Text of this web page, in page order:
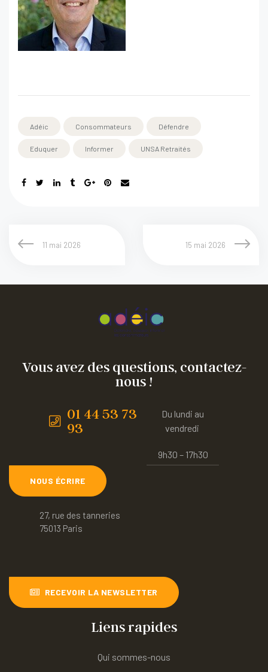
Adéic Consommateurs Défendre
Eduquer Informer UNSA Retraités
11 mai 2026 15 mai 2026
Vous avez des questions, contactez-
nous !
01 44 53 73
93
Du lundi au
vendredi
9h30 – 17h30
NOUS ÉCRIRE
27, rue des tanneries
75013 Paris
RECEVOIR LA NEWSLETTER
Liens rapides
Qui sommes-nous